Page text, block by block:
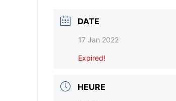
DATE
17 Jan 2022
Expired!
HEURE